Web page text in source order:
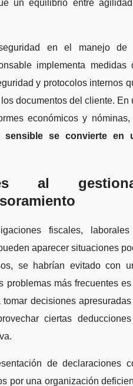
un equilibrio entre
en el manejo de
implementa medidas
y protocolos internos
documentos del cliente. En
económicos y
sensible se convierte en
al
fiscales,
aparecer situaciones
se habrían evitado con
problemas más frecuentes
decisiones
ciertas
de declaraciones
por una organización